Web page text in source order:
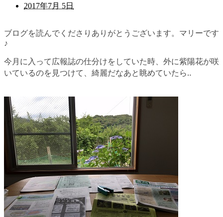
2017年7月 5日
ブログを読んでくださりありがとうございます。マリーです
♪
今月に入って広報誌の仕分けをしていた時、外に紫陽花が咲
いているのを見つけて、綺麗だなあと眺めていたら‥